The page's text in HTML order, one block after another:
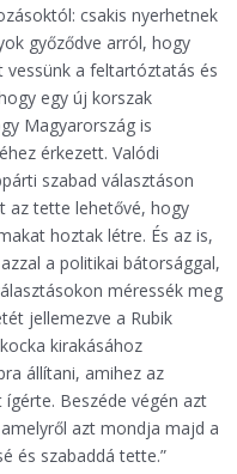
csakis nyerhetnek
győződve arról, hogy
a feltartóztatás és
egy új korszak
Magyarország is
érkezett. Valódi
szabad választáson
az tette lehetővé, hogy
hoztak létre. És az is,
a politikai bátorsággal,
méressék meg
jellemezve a Rubik
kirakásához
állítani, amihez az
Beszéde végén azt
azt mondja majd a
és szabaddá tette.”